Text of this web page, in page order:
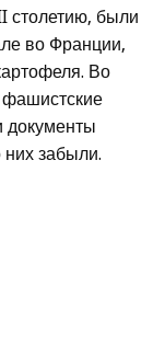
столетию, были
во Франции,
Во
документы
забыли.